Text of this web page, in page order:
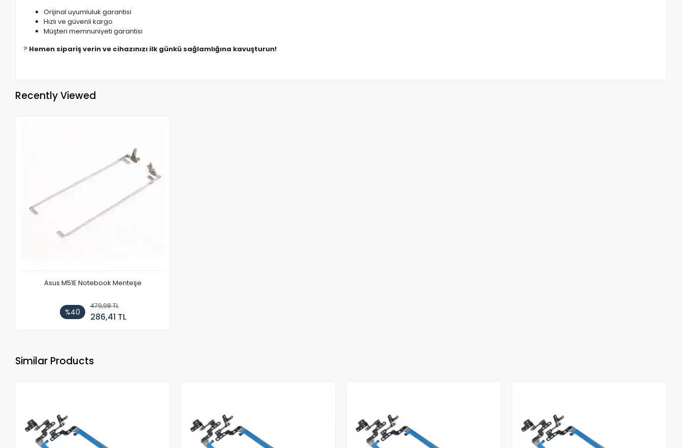
Orijinal uyumluluk garantisi
Hızlı ve güvenli kargo
Müşteri memnuniyeti garantisi
? Hemen sipariş verin ve cihazınızı ilk günkü sağlamlığına kavuşturun!
Recently Viewed
Asus M51E Notebook Menteşe
%40
479,98 TL
286,41 TL
Similar Products